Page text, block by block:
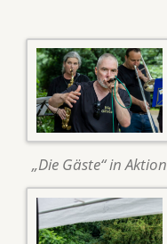
„Die Gäste“ in Aktion